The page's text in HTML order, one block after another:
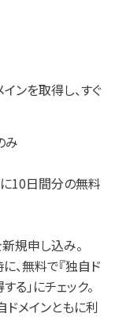
インを取得し、すぐ
み
に10日間分の無料
規申し込み。
、無料で『独自ド
る」にチェック。
ドメインともに利